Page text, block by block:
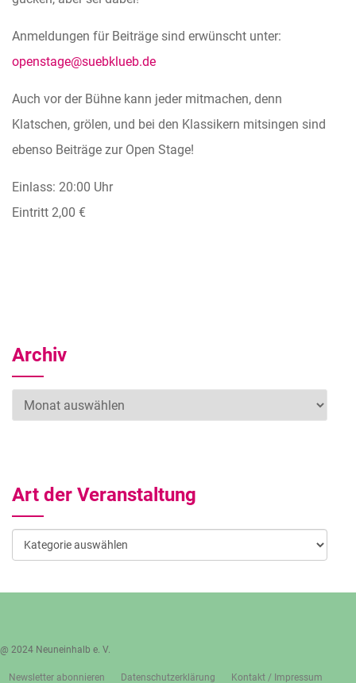
Anmeldungen für Beiträge sind erwünscht unter:
openstage@suebklueb.de
Auch vor der Bühne kann jeder mitmachen, denn
Klatschen, grölen, und bei den Klassikern mitsingen sind
ebenso Beiträge zur Open Stage!
Einlass: 20:00 Uhr
Eintritt 2,00 €
Archiv
Archiv
Art der Veranstaltung
Art
der
Veranstaltung
@ 2024 Neuneinhalb e. V.
Newsletter abonnieren Datenschutzerklärung Kontakt / Impressum